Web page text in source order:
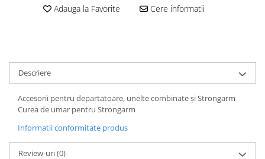
Adauga la Favorite Cere informatii
Descriere
Accesorii pentru departatoare, unelte combinate și Strongarm
Curea de umar pentru Strongarm
Informatii conformitate produs
Review-uri(0)